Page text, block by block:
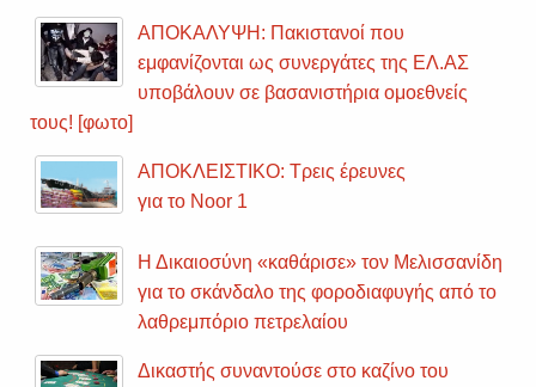
ΑΠΟΚΑΛΥΨΗ: Πακιστανοί που
εμφανίζονται ως συνεργάτες της ΕΛ.ΑΣ
υποβάλουν σε βασανιστήρια ομοεθνείς
τους! [φωτο]
ΑΠΟΚΛΕΙΣΤΙΚΟ: Τρεις έρευνες
για το Noor 1
Η Δικαιοσύνη «καθάρισε» τον Μελισσανίδη
για το σκάνδαλο της φοροδιαφυγής από το
λαθρεμπόριο πετρελαίου
Δικαστής συναντούσε στο καζίνο του